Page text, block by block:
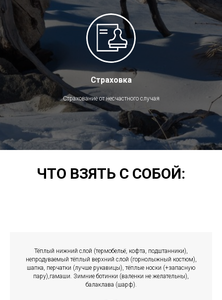
Страховка
Страхование от несчастного случая
ЧТО ВЗЯТЬ С СОБОЙ:
Тёплый нижний слой (термобельё, кофта, подштанники),
непродуваемый тёплый верхний слой (горнолыжный костюм),
шапка, перчатки (лучше рукавицы), тёплые носки (+запасную
пару),гамаши. Зимние ботинки (валенки не желательны),
балаклава (шарф).